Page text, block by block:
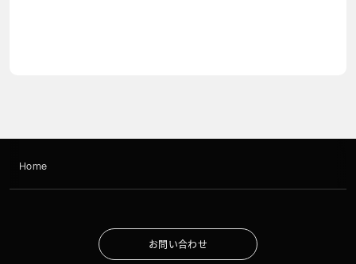
Home
お問 い合わせ